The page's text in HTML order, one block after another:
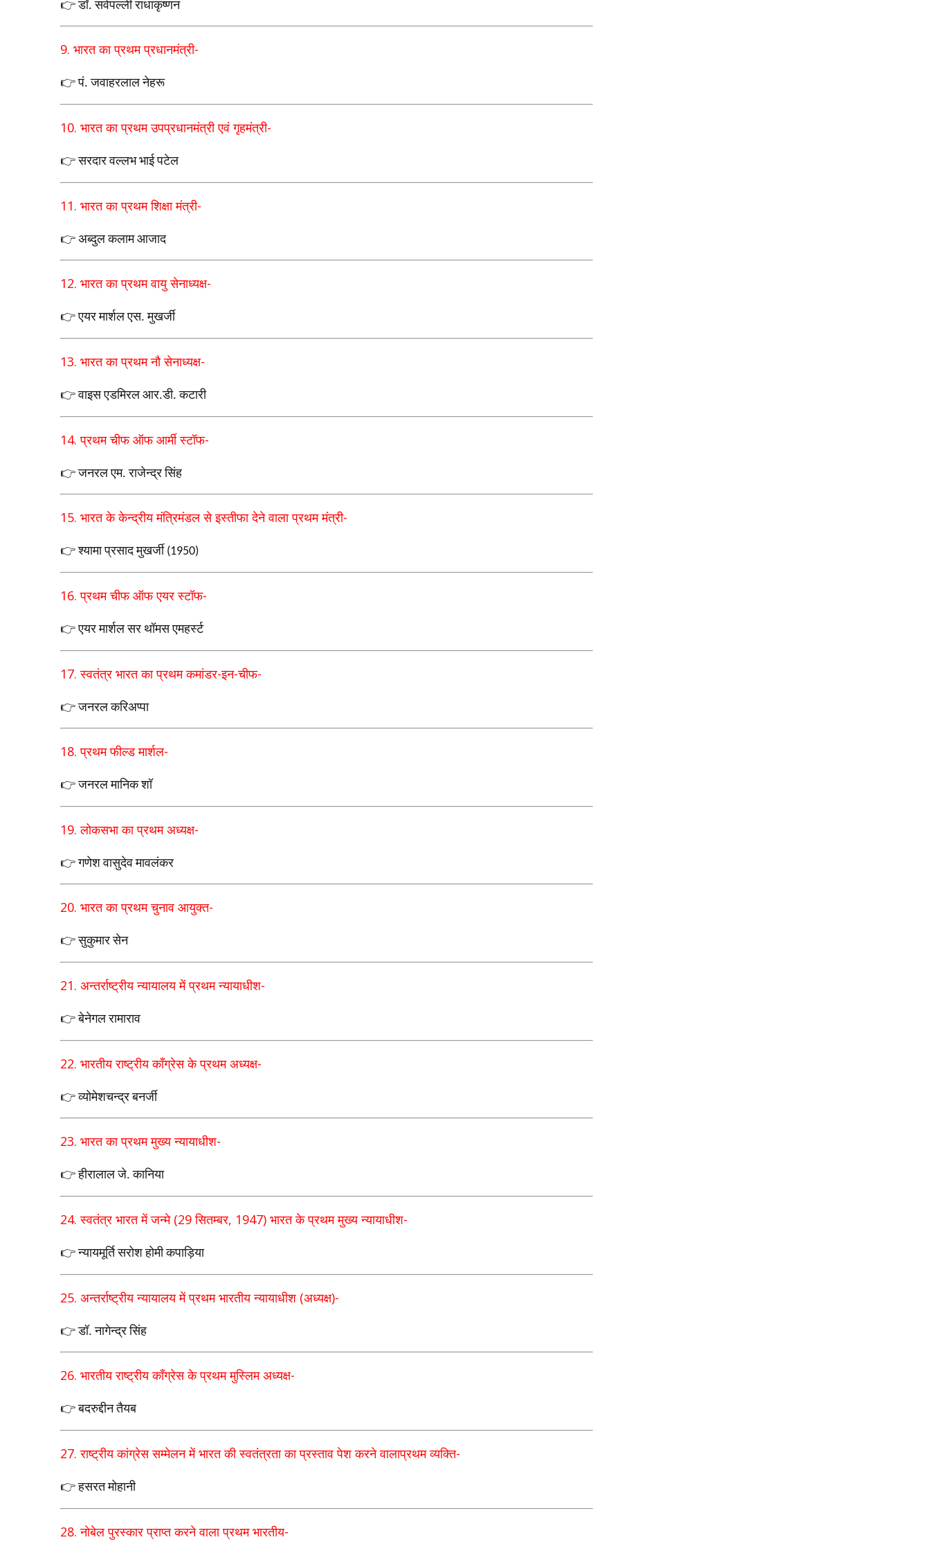
👉 डॉ. सर्वपल्ली राधाकृष्णन
9. भारत का प्रथम प्रधानमंत्री-
👉 पं. जवाहरलाल नेहरू
10. भारत का प्रथम उपप्रधानमंत्री एवं गृहमंत्री-
👉 सरदार वल्लभ भाई पटेल
11. भारत का प्रथम शिक्षा मंत्री-
👉 अब्दुल कलाम आजाद
12. भारत का प्रथम वायु सेनाध्यक्ष-
👉 एयर मार्शल एस. मुखर्जी
13. भारत का प्रथम नौ सेनाध्यक्ष-
👉 वाइस एडमिरल आर.डी. कटारी
14.प्रथम चीफ ऑफ आर्मी स्टॉफ-
👉 जनरल एम. राजेन्द्र सिंह
15. भारत के केन्द्रीय मंत्रिमंडल से इस्तीफा देने वाला प्रथम मंत्री-
👉 श्यामा प्रसाद मुखर्जी (1950)
16.प्रथम चीफ ऑफ एयर स्टॉफ-
👉 एयर मार्शल सर थॉमस एमहर्स्ट
17.स्वतंत्र भारत का प्रथम कमांडर-इन-चीफ-
👉 जनरल करिअप्पा
18.प्रथम फील्ड मार्शल-
👉 जनरल मानिक शॉ
19.लोकसभा का प्रथम अध्यक्ष-
👉 गणेश वासुदेव मावलंकर
20. भारत का प्रथम चुनाव आयुक्त-
👉 सुकुमार सेन
21. अन्तर्राष्ट्रीय न्यायालय में प्रथम न्यायाधीश-
👉 बेनेगल रामाराव
22. भारतीय राष्ट्रीय काँग्रेस के प्रथम अध्यक्ष-
👉 व्योमेशचन्द्र बनर्जी
23. भारत का प्रथम मुख्य न्यायाधीश-
👉 हीरालाल जे. कानिया
24.स्वतंत्र भारत में जन्मे (29सितम्बर, 1947) भारत के प्रथम मुख्य न्यायाधीश-
👉 न्यायमूर्ति सरोश होमी कपाड़िया
25. अन्तर्राष्ट्रीय न्यायालय में प्रथम भारतीय न्यायाधीश (अध्यक्ष)-
👉 डॉ. नागेन्द्र सिंह
26. भारतीय राष्ट्रीय काँग्रेस के प्रथम मुस्लिम अध्यक्ष-
👉 बदरुद्दीन तैयब
27.राष्ट्रीय कांग्रेस सम्मेलन में भारत की स्वतंत्रता का प्रस्ताव पेश करने वालाप्रथम व्यक्ति-
👉 हसरत मोहानी
28.नोबेल पुरस्कार प्राप्त करने वाला प्रथम भारतीय-